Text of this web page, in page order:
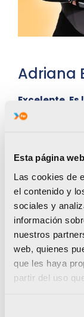
Esta página
Las cookies de
el contenido y
sociales y
información
nuestros
web, quienes
que les haya
partir del uso
Adriana
Excelente.
temporada
6ª en el
Irlanda.
grandes
sub-21, en los
9ª posición en
competidoras
Europeo, en
de las 12
semanas, la